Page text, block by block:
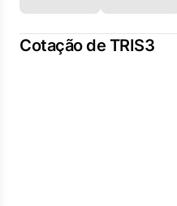
Cotação de TRIS3